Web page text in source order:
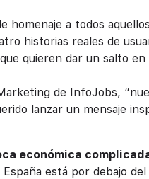
a todos
historias reales de
quieren dar un salto
de InfoJobs,
lanzar un mensaje
económica
está por debajo